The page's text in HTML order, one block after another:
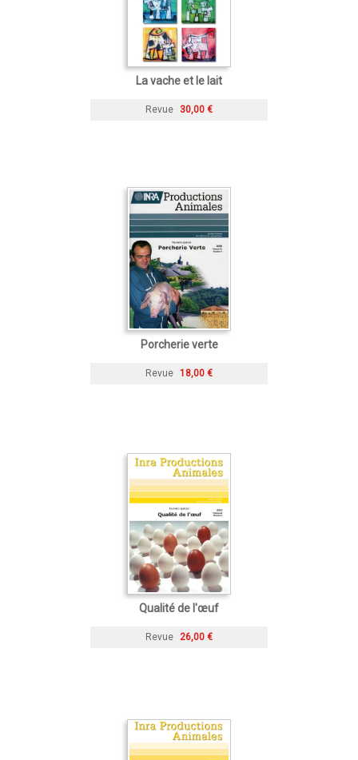
La vache et le lait
Revue 30,00 €
Porcherie verte
Revue 18,00 €
Qualité de l'œuf
Revue 26,00 €